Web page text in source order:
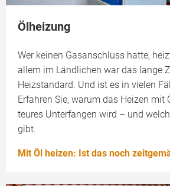
Ölheizung
Wer keinen Gasanschluss hatte,
allem im Ländlichen war das lange
Heizstandard. Und ist es in vielen
Erfahren Sie, warum das Heizen mit
teures Unterfangen wird – und
gibt.
Mit Öl heizen: Ist das noch